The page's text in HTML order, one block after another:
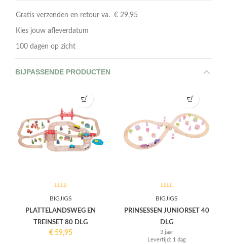
Gratis verzenden en retour va. € 29,95
Kies jouw afleverdatum
100 dagen op zicht
BIJPASSENDE PRODUCTEN
BIGJIGS
PLATTELANDSWEG EN
TREINSET 80 DLG
€ 59,95
BIGJIGS
PRINSESSEN JUNIORSET 40
DLG
3 jaar
Levertijd: 1 dag